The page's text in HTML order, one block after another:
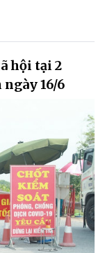
hội tại 2
ngày 16/6